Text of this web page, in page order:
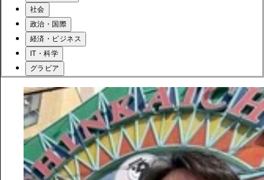
社会
政治・国際
経済・ビジネス
IT・科学
グラビア